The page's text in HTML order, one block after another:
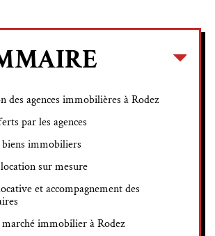
des agences immobilières à Rodez
par les agences
biens immobiliers
sur mesure
et accompagnement des
immobilier à Rodez